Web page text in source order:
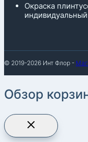
Окраска
© 2019-2026 Инт Флор -
Обзор